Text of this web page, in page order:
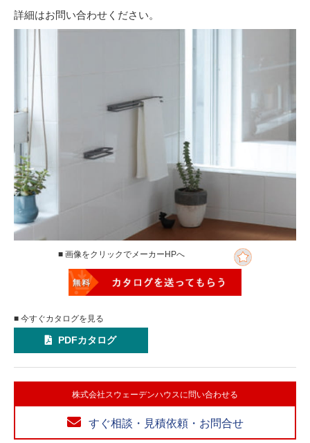
詳細はお問い合わせください。
■ 画像をクリックでメーカーHPへ
■ 今すぐカタログを見る
PDFカタログ
株式会社スウェーデンハウスに問い合わせる
すぐ相談・見積依頼・お問合せ